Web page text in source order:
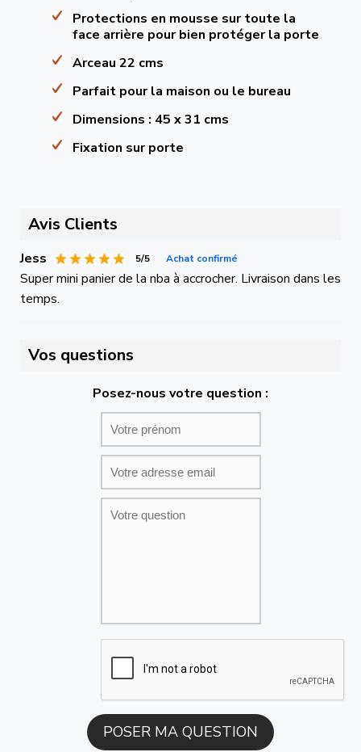
Protections en mousse sur toute la
face arrière pour bien protéger la porte
Arceau 22 cms
Parfait pour la maison ou le bureau
Dimensions : 45 x 31 cms
Fixation sur porte
Avis Clients
Jess 5/5 Achat confirmé
Super mini panier de la nba à accrocher. Livraison dans les
temps.
Vos questions
Posez-nous votre question :